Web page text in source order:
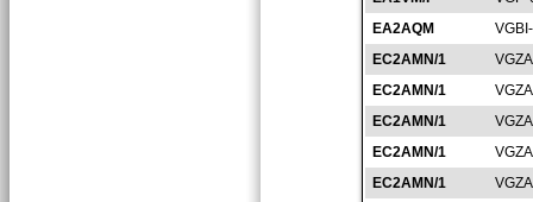
EA2AQM
EC2AMN/1
EC2AMN/1
EC2AMN/1
EC2AMN/1
EC2AMN/1